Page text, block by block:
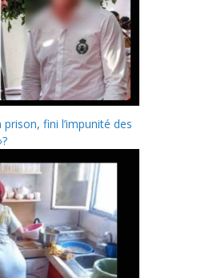
fini l’impunité des